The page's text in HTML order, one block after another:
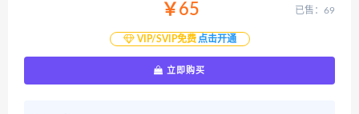
￥65
VIP/SVIP免费 点击开通
已售：69
立即购买